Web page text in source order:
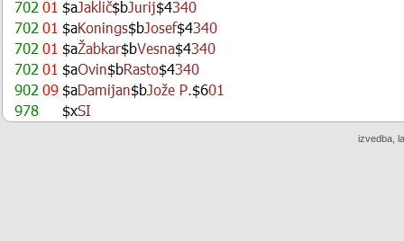
izvedba,